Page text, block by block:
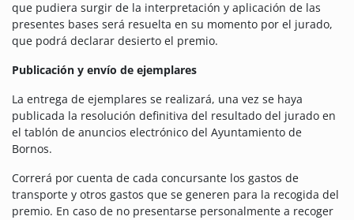
que pudiera surgir de la interpretación y aplicación de las
presentes bases será resuelta en su momento por el jurado,
que podrá declarar desierto el premio.
Publicación y envío de ejemplares
La entrega de ejemplares se realizará, una vez se haya
publicada la resolución definitiva del resultado del jurado en
el tablón de anuncios electrónico del Ayuntamiento de
Bornos.
Correrá por cuenta de cada concursante los gastos de
transporte y otros gastos que se generen para la recogida del
premio. En caso de no presentarse personalmente a recoger